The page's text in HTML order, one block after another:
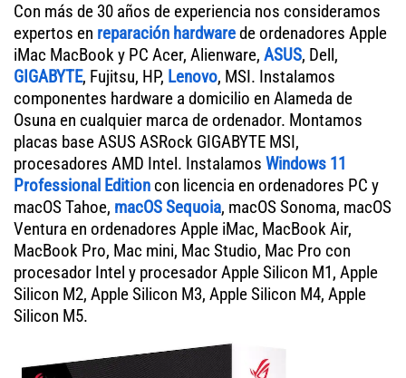
Con más de 30 años de experiencia nos consideramos
expertos en reparación hardwarede ordenadores Apple
iMac MacBook y PC Acer, Alienware, ASUS, Dell,
GIGABYTE, Fujitsu, HP, Lenovo, MSI. Instalamos
componentes hardware a domicilio en Alameda de
Osuna en cualquier marca de ordenador. Montamos
placas base ASUS ASRock GIGABYTE MSI,
procesadores AMD Intel. Instalamos Windows 11
Professional Edition con licencia en ordenadores PC y
macOS Tahoe, macOS Sequoia, macOS Sonoma, macOS
Ventura en ordenadores Apple iMac, MacBook Air,
MacBook Pro, Mac mini, Mac Studio, Mac Pro con
procesador Intel y procesador Apple Silicon M1, Apple
Silicon M2, Apple Silicon M3, Apple Silicon M4, Apple
Silicon M5.